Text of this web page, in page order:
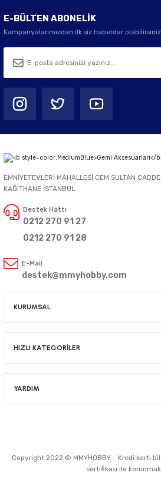
E-BÜLTEN ABONELİK
Kampanyalarımızdan ilk siz haberdar
EMNİYETEVLERİ MAHALLESİ CEM SULTAN
KAĞITHANE İSTANBUL
Destek Hattı
0212 270 91 27
0212 270 91 28
E-Mail
destek@mmyhobby.com
KURUMSAL
HIZLI KATEGORİLER
YARDIM
Copyright 2022 © MMYHOBBY - Kredi kartı
sertifikası ile